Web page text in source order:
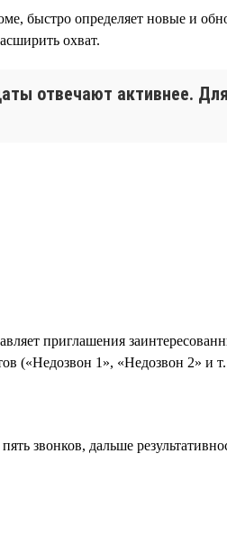
быстро определяет новые и
охват.
отвечают активнее.
приглашения
(«Недозвон 1», «Недозвон 2» и
звонков, дальше